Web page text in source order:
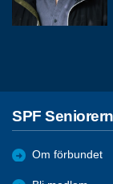
SPF
Om förbundet